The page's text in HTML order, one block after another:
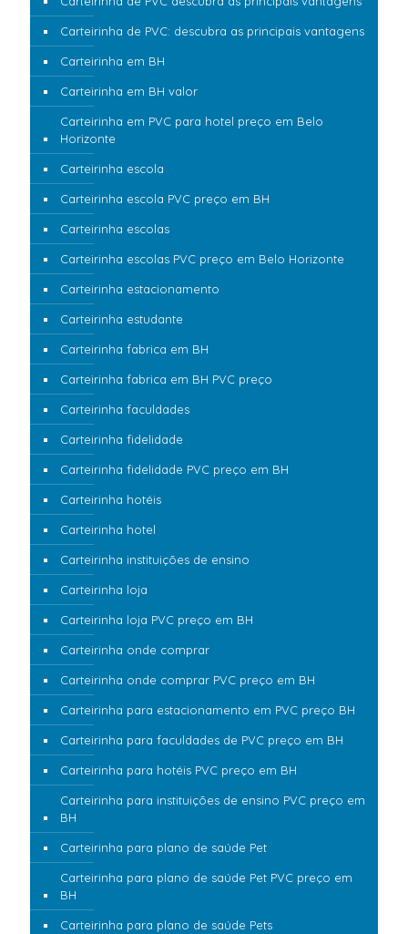
Carteirinha de PVC: descubra as principais vantagens
Carteirinha em BH
Carteirinha em BH valor
Carteirinha em PVC para hotel preço em Belo
Horizonte
Carteirinha escola
Carteirinha escola PVC preço em BH
Carteirinha escolas
Carteirinha escolas PVC preço em Belo Horizonte
Carteirinha estacionamento
Carteirinha estudante
Carteirinha fabrica em BH
Carteirinha fabrica em BH PVC preço
Carteirinha faculdades
Carteirinha fidelidade
Carteirinha fidelidade PVC preço em BH
Carteirinha hotéis
Carteirinha hotel
Carteirinha instituições de ensino
Carteirinha loja
Carteirinha loja PVC preço em BH
Carteirinha onde comprar
Carteirinha onde comprar PVC preço em BH
Carteirinha para estacionamento em PVC preço BH
Carteirinha para faculdades de PVC preço em BH
Carteirinha para hotéis PVC preço em BH
Carteirinha para instituições de ensino PVC preço em
BH
Carteirinha para plano de saúde Pet
Carteirinha para plano de saúde Pet PVC preço em
BH
Carteirinha para plano de saúde Pets